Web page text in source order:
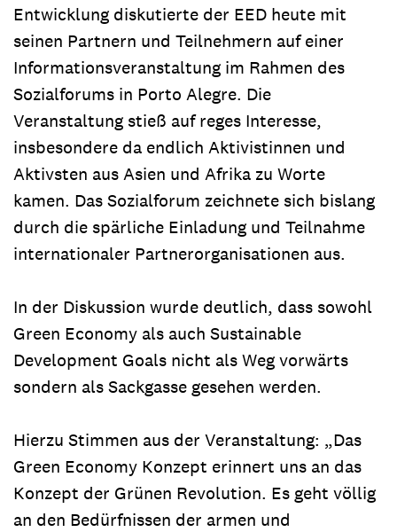
Entwicklung diskutierte der EED heute mit
seinen Partnern und Teilnehmern auf einer
Informationsveranstaltung im Rahmen des
Sozialforums in Porto Alegre. Die
Veranstaltung stieß auf reges Interesse,
insbesondere da endlich Aktivistinnen und
Aktivsten aus Asien und Afrika zu Worte
kamen. Das Sozialforum zeichnete sich bislang
durch die spärliche Einladung und Teilnahme
internationaler Partnerorganisationen aus.
In der Diskussion wurde deutlich, dass sowohl
Green Economy als auch Sustainable
Development Goals nicht als Weg vorwärts
sondern als Sackgasse gesehen werden.
Hierzu Stimmen aus der Veranstaltung: „Das
Green Economy Konzept erinnert uns an das
Konzept der Grünen Revolution. Es geht völlig
an den Bedürfnissen der armen und